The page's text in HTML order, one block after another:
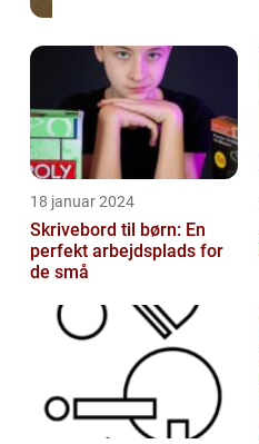
18 januar 2024
Skrivebord til børn: En
perfekt arbejdsplads for
de små